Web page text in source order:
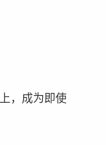
，成为即使